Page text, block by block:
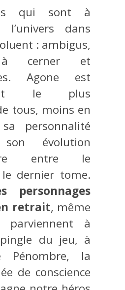
qui sont à
l’univers dans
: ambigus,
à cerner et
Agone est
le plus
tous, moins en
personnalité
évolution
entre le
dernier tome.
personnages
retrait, même
parviennent à
du jeu, à
Pénombre, la
de conscience